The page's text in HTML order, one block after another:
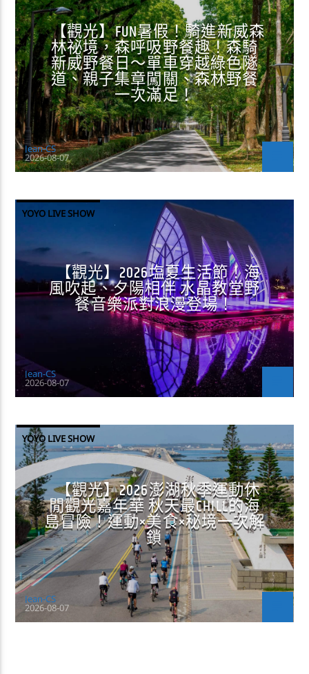
【觀光】FUN暑假！騎進新威森
林祕境，森呼吸野餐趣！森騎
新威野餐日～單車穿越綠色隧
道、親子集章闖關、森林野餐
一次滿足！
Jean-CS
2026-08-07
YOYO LIVE SHOW
【觀光】2026塩夏生活節！海
風吹起、夕陽相伴 水晶教堂野
餐音樂派對浪漫登場！
Jean-CS
2026-08-07
YOYO LIVE SHOW
【觀光】2026澎湖秋季運動休
閒觀光嘉年華 秋天最CHILL的海
島冒險！運動×美食×秘境一次解
鎖
Jean-CS
2026-08-07